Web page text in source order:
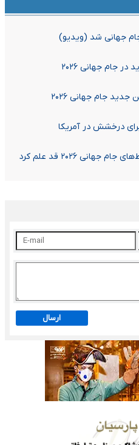
جهانی شد (ویدیو)
جام جهانی ۲۰۲۶
جام جهانی ۲۰۲۶
درخشش در آمریکا
۲۰۲۶ قد علم کرد
ارسال